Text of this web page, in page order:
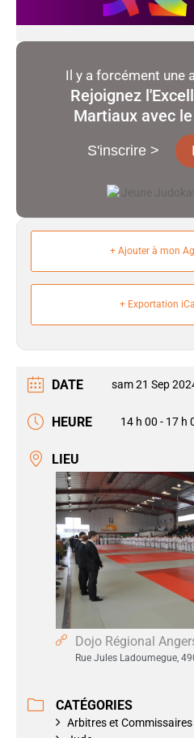
Rejoignez
Martiaux avec
Il y a forcément une
S'inscrire >
+ Ajouter à mon
+ Exportation
DATE sam 21 Sep
HEURE 14 h 00 - 17 h
LIEU
Dojo Régional
Rue Jules Ladoumegue,
CATÉGORIES
Arbitres et